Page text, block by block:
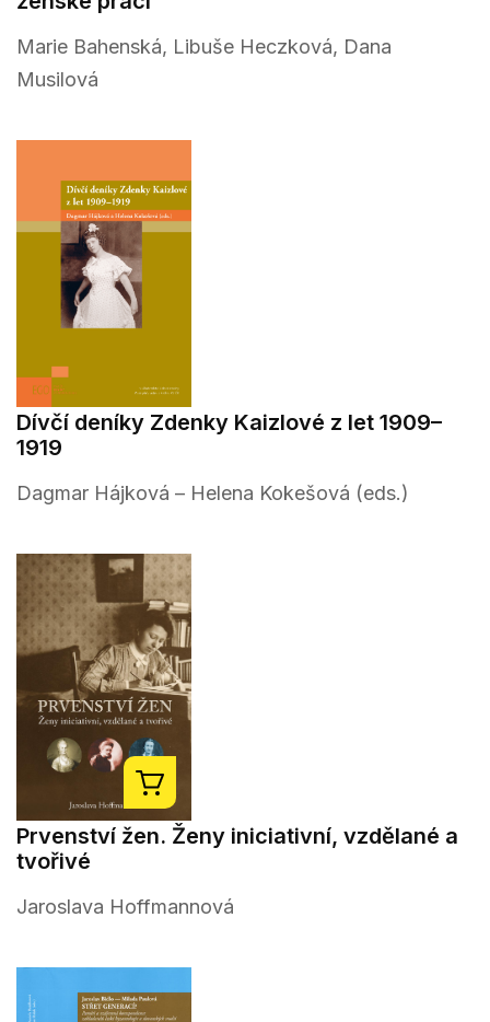
Marie Bahenská, Libuše Heczková, Dana
Musilová
Dívčí deníky Zdenky Kaizlové z let 1909–
1919
Dagmar Hájková – Helena Kokešová (eds.)
Prvenství žen. Ženy iniciativní, vzdělané a
tvořivé
Jaroslava Hoffmannová